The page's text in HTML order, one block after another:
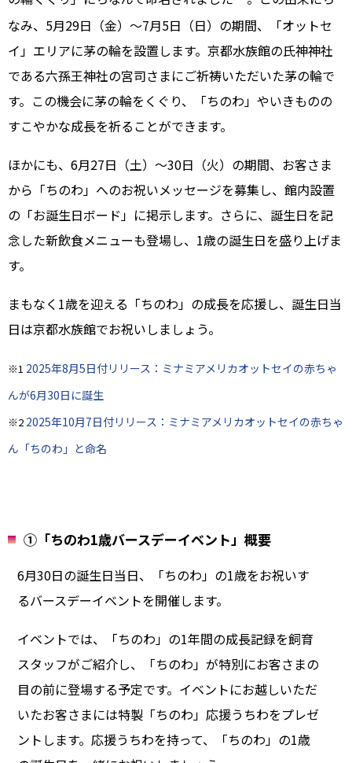
なみ、5月29日（金）～7月5日（日）の期間、「オットセ
イ」エリアに茅の輪を設置します。京都水族館の氏神神社
である六孫王神社の宮司さまにご祈祷いただいた茅の輪で
す。この機会に茅の輪をくぐり、「ちのわ」やいきものの
すこやかな成長を祈ることができます。
ほかにも、6月27日（土）～30日（火）の期間、お客さま
から「ちのわ」へのお祝いメッセージを募集し、館内設置
の「お誕生日ボード」に掲示します。さらに、誕生日を記
念した新飲食メニューも登場し、1歳の誕生日を盛り上げま
す。
まもなく1歳を迎える「ちのわ」の成長を応援し、誕生日当
日は京都水族館でお祝いしましょう。
※1 2025年8月5日付リリース：ミナミアメリカオットセイの赤ちゃ
んが6月30日に誕生
※2 2025年10月7日付リリース：ミナミアメリカオットセイの赤ちゃ
ん「ちのわ」と命名
①「ちのわ1歳バースデーイベント」概要
6月30日の誕生日当日、「ちのわ」の1歳をお祝いす
るバースデーイベントを開催します。
イベントでは、「ちのわ」の1年間の成長記録を飼育
スタッフがご紹介し、「ちのわ」が特別にお客さまの
目の前に登場する予定です。イベントにお越しいただ
いたお客さまには特製「ちのわ」応援うちわをプレゼ
ントします。応援うちわを持って、「ちのわ」の1歳